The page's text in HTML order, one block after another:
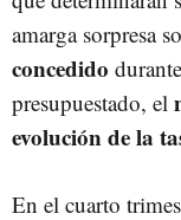
amarga sorpresa
concedido
presupuestado, el
evolución de la
En el cuarto